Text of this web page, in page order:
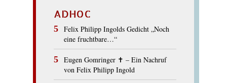
ADHOC
Felix Philipp Ingolds Gedicht „Noch
eine fruchtbare…“
Eugen Gomringer ✝︎ – Ein Nachruf
von Felix Philipp Ingold